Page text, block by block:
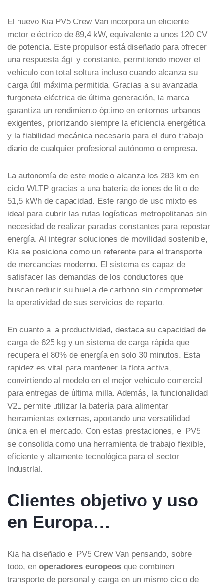
El nuevo Kia PV5 Crew Van incorpora un eficiente
motor eléctrico de 89,4 kW, equivalente a unos 120 CV
de potencia. Este propulsor está diseñado para ofrecer
una respuesta ágil y constante, permitiendo mover el
vehículo con total soltura incluso cuando alcanza su
carga útil máxima permitida. Gracias a su avanzada
furgoneta eléctrica de última generación, la marca
garantiza un rendimiento óptimo en entornos urbanos
exigentes, priorizando siempre la eficiencia energética
y la fiabilidad mecánica necesaria para el duro trabajo
diario de cualquier profesional autónomo o empresa.
La autonomía de este modelo alcanza los 283 km en
ciclo WLTP gracias a una batería de iones de litio de
51,5 kWh de capacidad. Este rango de uso mixto es
ideal para cubrir las rutas logísticas metropolitanas sin
necesidad de realizar paradas constantes para repostar
energía. Al integrar soluciones de movilidad sostenible,
Kia se posiciona como un referente para el transporte
de mercancías moderno. El sistema es capaz de
satisfacer las demandas de los conductores que
buscan reducir su huella de carbono sin comprometer
la operatividad de sus servicios de reparto.
En cuanto a la productividad, destaca su capacidad de
carga de 625 kg y un sistema de carga rápida que
recupera el 80% de energía en solo 30 minutos. Esta
rapidez es vital para mantener la flota activa,
convirtiendo al modelo en el mejor vehículo comercial
para entregas de última milla. Además, la funcionalidad
V2L permite utilizar la batería para alimentar
herramientas externas, aportando una versatilidad
única en el mercado. Con estas prestaciones, el PV5
se consolida como una herramienta de trabajo flexible,
eficiente y altamente tecnológica para el sector
industrial.
Clientes objetivo y uso
en Europa…
Kia ha diseñado el PV5 Crew Van pensando, sobre
todo, en operadores europeos que combinen
transporte de personal y carga en un mismo ciclo de